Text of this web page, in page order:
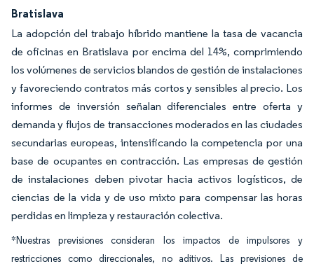
Bratislava
La adopción del trabajo híbrido mantiene la tasa de vacancia
de oficinas en Bratislava por encima del 14%, comprimiendo
los volúmenes de servicios blandos de gestión de instalaciones
y favoreciendo contratos más cortos y sensibles al precio. Los
informes de inversión señalan diferenciales entre oferta y
demanda y flujos de transacciones moderados en las ciudades
secundarias europeas, intensificando la competencia por una
base de ocupantes en contracción. Las empresas de gestión
de instalaciones deben pivotar hacia activos logísticos, de
ciencias de la vida y de uso mixto para compensar las horas
perdidas en limpieza y restauración colectiva.
*Nuestras previsiones consideran los impactos de impulsores y
restricciones como direccionales, no aditivos. Las previsiones de